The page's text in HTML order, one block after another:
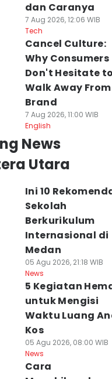
dan Caranya
7 Aug 2026, 12:06 WIB
Tech
Cancel Culture:
Why Consumers
Don't Hesitate to
Walk Away
Brand
7 Aug 2026, 11:00 WIB
English
News
Utara
Ini 10
Sekolah
Berkurikulum
Internasional di
Medan
05 Agu 2026, 21:18 WIB
News
5 Kegiatan
untuk Mengisi
Waktu Luang
Kos
05 Agu 2026, 08:00 WIB
News
Cara